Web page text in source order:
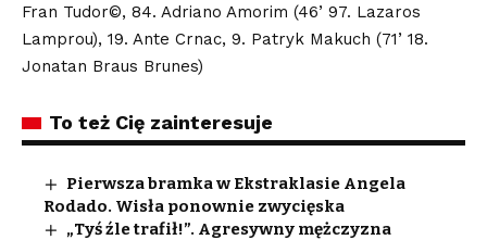
Fran Tudor©, 84. Adriano Amorim (46’ 97. Lazaros
Lamprou), 19. Ante Crnac, 9. Patryk Makuch (71’ 18.
Jonatan Braus Brunes)
To też Cię zainteresuje
Pierwsza bramka w Ekstraklasie Angela
Rodado. Wisła ponownie zwycięska
„Tyś źle trafił!”. Agresywny mężczyzna